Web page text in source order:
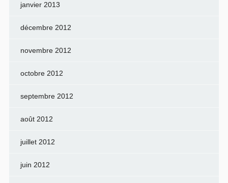
janvier 2013
décembre 2012
novembre 2012
octobre 2012
septembre 2012
août 2012
juillet 2012
juin 2012